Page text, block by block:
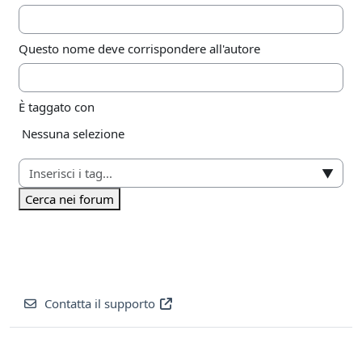
Questo nome deve corrispondere all'autore
È taggato con
Elementi selezionati:
Nessuna selezione
▼
Cerca nei forum
Contatta il supporto